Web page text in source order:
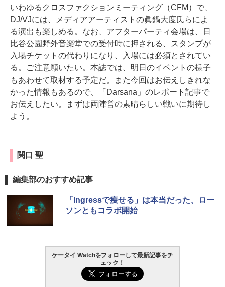
いわゆるクロスファクションミーティング（CFM）で、
DJ/VJには、メディアアーティストの眞鍋大度氏らによ
る演出も楽しめる。なお、アフターパーティ会場は、日
比谷公園野外音楽堂での受付時に押される、スタンプが
入場チケットの代わりになり、入場には必須とされてい
る。ご注意願いたい。本誌では、明日のイベントの様子
もあわせて取材する予定だ。また今回はお伝えしきれな
かった情報もあるので、「Darsana」のレポート記事で
お伝えしたい。まずは両陣営の素晴らしい戦いに期待し
よう。
関口 聖
編集部のおすすめ記事
「Ingressで痩せる」は本当だった、ロー
ソンともコラボ開始
ケータイ Watchをフォローして最新記事をチ
ェック！